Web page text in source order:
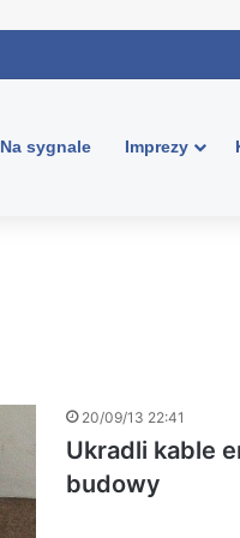
Na sygnale Imprezy
20/09/13 22:41
Ukradli kable
budowy